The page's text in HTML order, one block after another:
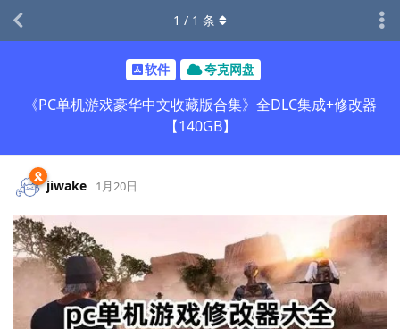
软件 夸克网盘
《PC单机游戏豪华中文收藏版合集》全DLC集成+修改器
【140GB】
1 / 1 条
jiwake 1月20日